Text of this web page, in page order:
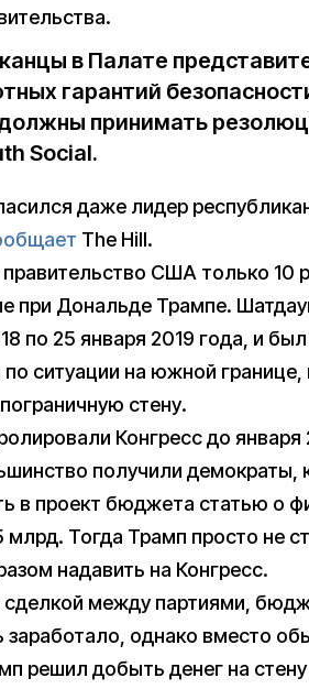
в Палате
гарантий
должны принимать
Social.
даже лидер
The Hill.
США только 10
при Дональде Трампе.
по 25 января 2019 года, и
по ситуации на южной
стену.
Конгресс до января
получили демократы,
в проект бюджета статью о
млрд. Тогда Трамп просто не
надавить на Конгресс.
между партиями,
заработало, однако вместо
решил добыть денег на стену